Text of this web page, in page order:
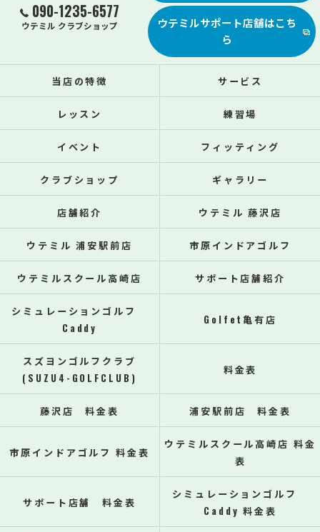
090-1235-6577
ウテミル クラブショップ
ウテミルサポート店舗はこち
ら
当店の特徴 サービス
レッスン 練習場
イベント フィッティング
クラブショップ ギャラリー
店舗紹介 ウテミル 藤沢店
ウテミル 浦安駅前店 市原インドアゴルフ
ウテミルスクール高崎店 サポート店舗紹介
シミュレーションゴルフ
Caddy
Golfet亀有店
スズヨンゴルフクラブ
(SUZU4-GOLFCLUB)
料金表
藤沢店 料金表 浦安駅前店 料金表
市原インドアゴルフ 料金表
ウテミルスクール高崎店 料金
表
サポート店舗 料金表
シミュレーションゴルフ
Caddy 料金表